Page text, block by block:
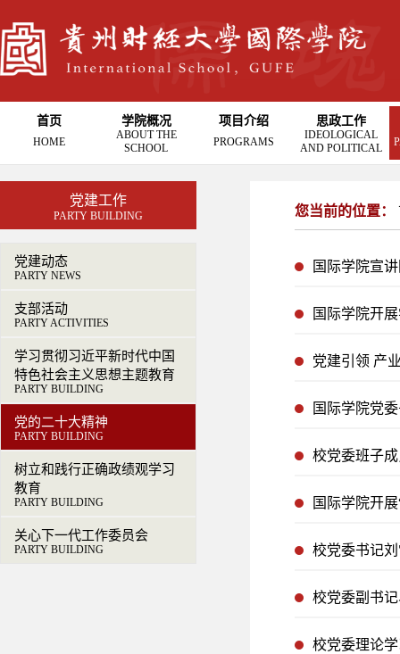
首页
HOME
学院概况
ABOUT THE
SCHOOL
项目介绍
PROGRAMS
思政工作
IDEOLOGICAL
AND POLITICAL
党建工作
PARTY BUILDING
党建动态
PARTY NEWS
支部活动
PARTY ACTIVITIES
学习贯彻习近平新时代中国
特色社会主义思想主题教育
PARTY BUILDING
党的二十大精神
PARTY BUILDING
树立和践行正确政绩观学习
教育
PARTY BUILDING
关心下一代工作委员会
PARTY BUILDING
您当前的位置：
国际学院宣
国际学院开
党建引领 产
国际学院党
校党委班子
国际学院开
校党委书记
校党委副书